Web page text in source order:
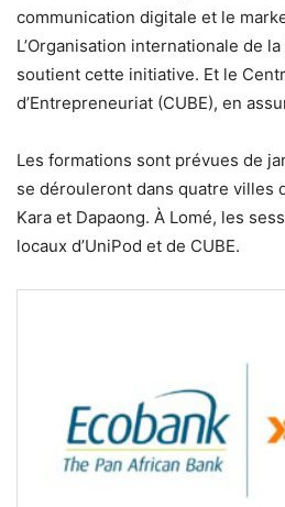
communication digitale et le
L’Organisation internationale de
soutient cette initiative. Et le
d’Entrepreneuriat (CUBE), en
Les formations sont prévues de
se dérouleront dans quatre villes
Kara et Dapaong. À Lomé, les
locaux d’UniPod et de CUBE.